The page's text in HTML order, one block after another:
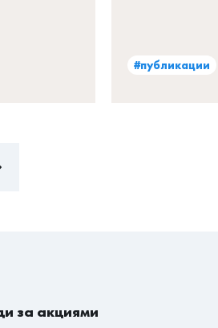
#публикации
за акциями